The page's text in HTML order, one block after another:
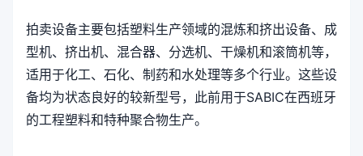
拍卖设备主要包括塑料生产领域的混炼和挤出设备、成
型机、挤出机、混合器、分选机、干燥机和滚筒机等，
适用于化工、石化、制药和水处理等多个行业。这些设
备均为状态良好的较新型号，此前用于SABIC在西班牙
的工程塑料和特种聚合物生产。